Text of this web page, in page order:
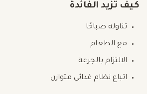
كيف تزيد الفائدة
تناوله صباحًا
مع الطعام
الالتزام بالجرعة
اتباع نظام غذائي متوازن